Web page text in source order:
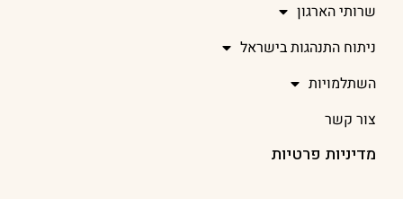
שרותי הארגון
ניתוח התנהגות בישראל
השתלמויות
צור קשר
מדיניות פרטיות